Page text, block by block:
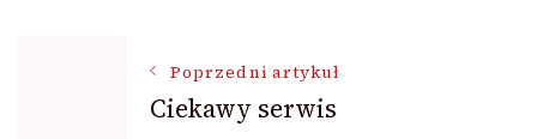
NawigacjaPoprzedni artykuł
Ciekawy serwis